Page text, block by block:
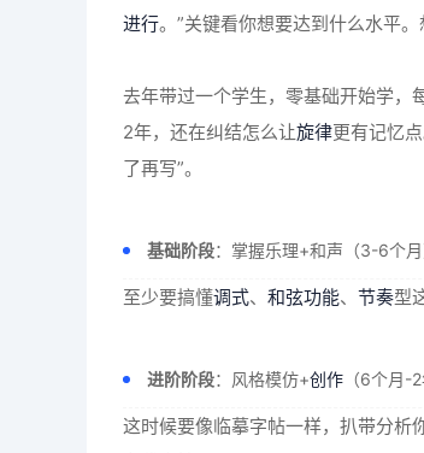
进行。”关键看你想要达到什么水平
去年带过一个学生，零基础开始学，
2年，还在纠结怎么让旋律更有记忆
了再写”。
基础阶段：掌握乐理+和声（3-6个月
至少要搞懂调式、 和弦功能、 节奏型
进阶阶段：风格模仿+创作 （6个月-2
这时候要像临摹字帖一样，扒带分析